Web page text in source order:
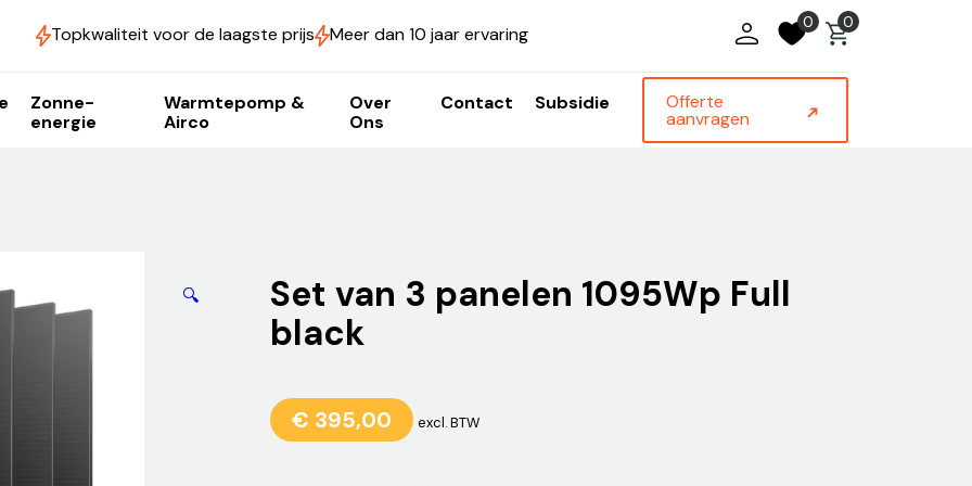
Topkwaliteit voor de laagste prijs Meer dan 10 jaar ervaring
0 0
Zonne-
energie
Warmtepomp &
Airco
Over
Ons
Contact Subsidie Offerte
aanvragen
🔍
Set van 3 panelen 1095Wp Full
black
€ 395,00 excl. BTW